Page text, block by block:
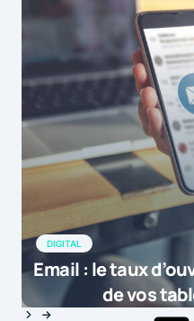
DIGITAL
Email : le taux
de vos